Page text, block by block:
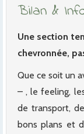
Bilan &
Une section
chevronnée,
Que ce soit un
– , le feeling,
de transport,
bons plans et